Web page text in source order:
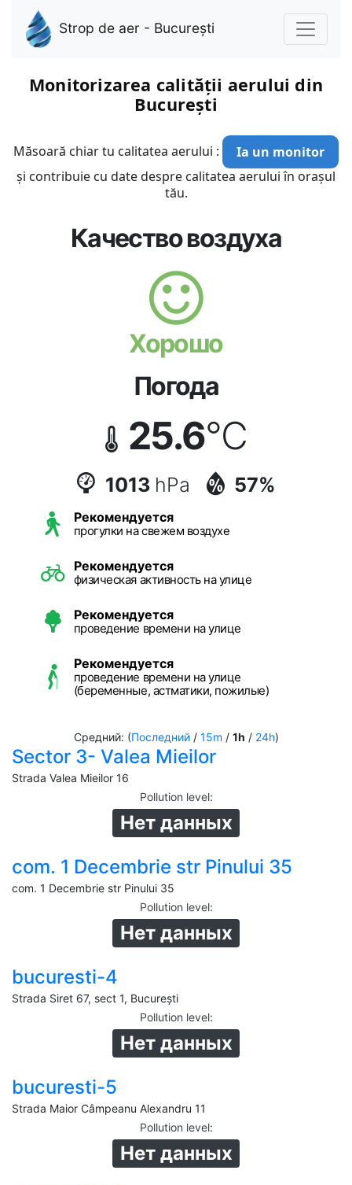
Strop de aer - București
Monitorizarea calității aerului din
București
Măsoară chiar tu calitatea aerului :
Ia un monitor
și contribuie cu date despre calitatea aerului în orașul
tău.
Качество воздуха
Хорошо
Погода
25.6°C
1013 hPa 57%
Рекомендуется
прогулки на свежем воздухе
Рекомендуется
физическая активность на улице
Рекомендуется
проведение времени на улице
Рекомендуется
проведение времени на улице
(беременные, астматики, пожилые)
Средний: (Последний/ 15m / 1h / 24h)
Sector 3- Valea Mieilor
Strada Valea Mieilor 16
Pollution level:
Нет данных
com. 1 Decembrie str Pinului 35
com. 1 Decembrie str Pinului 35
Pollution level:
Нет данных
bucuresti-4
Strada Siret 67, sect 1, București
Pollution level:
Нет данных
bucuresti-5
Strada Maior Câmpeanu Alexandru 11
Pollution level:
Нет данных